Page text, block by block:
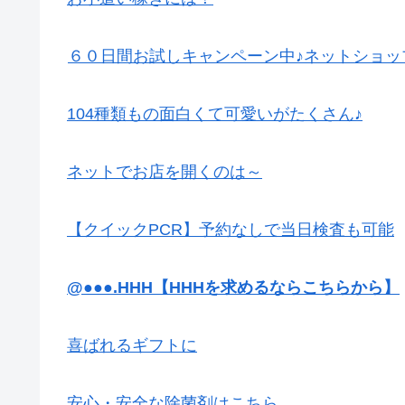
６０日間お試しキャンペーン中♪ネットショ
104種類もの面白くて可愛いがたくさん♪
ネットでお店を開くのは～
【クイックPCR】予約なしで当日検査も可能
@●●●.HHH【HHHを求めるならこちらから】
喜ばれるギフトに